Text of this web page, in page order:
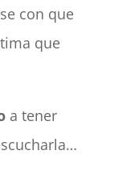
con que
que
a tener